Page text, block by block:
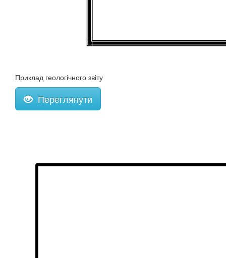
Приклад геологічного звіту
Переглянути